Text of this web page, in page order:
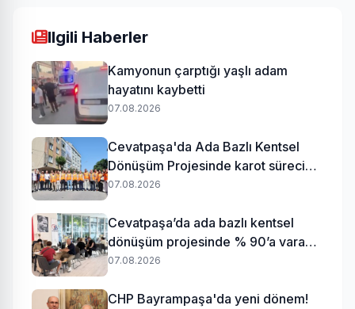
Ilgili Haberler
Kamyonun çarptığı yaşlı adam
hayatını kaybetti
07.08.2026
Cevatpaşa'da Ada Bazlı Kentsel
Dönüşüm Projesinde karot süreci
başladı
07.08.2026
Cevatpaşa’da ada bazlı kentsel
dönüşüm projesinde % 90’a varan
uzlaşı
07.08.2026
CHP Bayrampaşa'da yeni dönem!